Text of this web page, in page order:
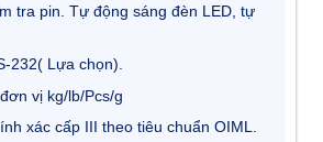
tra pin. Tự động sáng đèn LED, tự
232( Lựa chọn).
vị kg/lb/Pcs/g
xác cấp III theo tiêu chuẩn OIML.